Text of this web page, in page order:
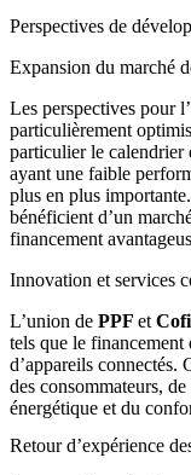
Perspectives de
Expansion du marché
Les perspectives pour
particulièrement
particulier le calendrier
ayant une faible
plus en plus
bénéficient d’un
financement
Innovation et services
L’union de PPF et
tels que le financement
d’appareils connectés.
des consommateurs,
énergétique et du
Retour d’expérience